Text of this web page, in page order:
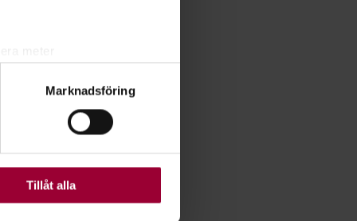
meter
. Du kan ändra
Vissa kakor är
Marknadsföring
Tillåt alla